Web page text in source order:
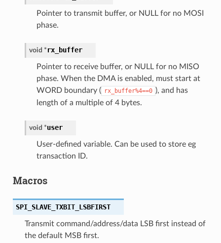
Pointer to transmit buffer, or NULL for no MOSI
phase.
void * rx_buffer
Pointer to receive buffer, or NULL for no MISO
phase. When the DMA is enabled, must start at
WORD boundary ( rx_buffer%4==0 ), and has
length of a multiple of 4 bytes.
void *user
User-defined variable. Can be used to store eg
transaction ID.
Macros
SPI_SLAVE_TXBIT_LSBFIRST
Transmit command/address/data LSB first instead of
the default MSB first.